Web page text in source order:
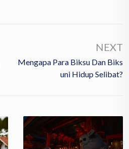
NEXT
Mengapa Para Biksu Dan Biks
Uni Hidup Selibat?